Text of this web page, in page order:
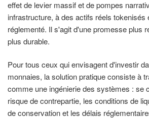
effet de levier massif et de pompes
infrastructure, à des actifs réels tokenisés
réglementé. Il s'agit d'une promesse plus
plus durable.
Pour tous ceux qui envisagent d'investir
monnaies, la solution pratique consiste à
comme une ingénierie des systèmes : se
risque de contrepartie, les conditions de
de conservation et les délais